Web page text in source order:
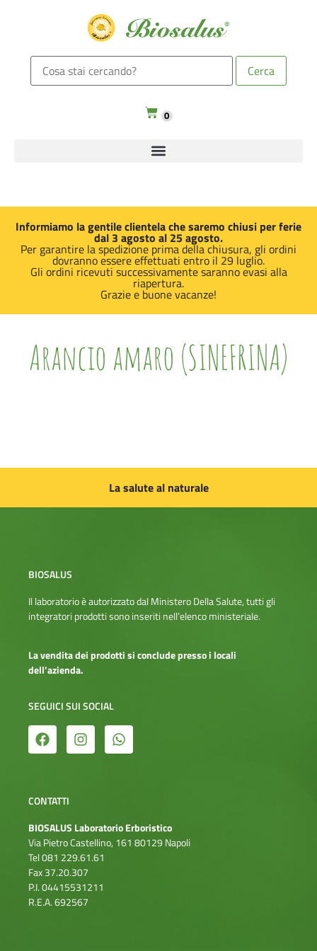
0
Informiamo la gentile clientela che saremo chiusi per ferie
dal 3 agosto al 25 agosto.
Per garantire la spedizione prima della chiusura, gli ordini
dovranno essere effettuati entro il 29 luglio.
Gli ordini ricevuti successivamente saranno evasi alla
riapertura.
Grazie e buone vacanze!
Arancio amaro (SINEFRINA)
La salute al naturale
BIOSALUS
Il laboratorio è autorizzato dal Ministero Della Salute, tutti gli
integratori prodotti sono inseriti nell’elenco ministeriale.
La vendita dei prodotti si conclude presso i locali
dell’azienda.
SEGUICI SUI SOCIAL
CONTATTI
BIOSALUS Laboratorio Erboristico
Via Pietro Castellino, 161 80129 Napoli
Tel 081 229.61.61
Fax 37.20.307
P.I. 04415531211
R.E.A. 692567